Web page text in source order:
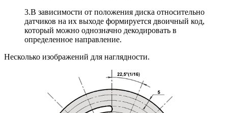
3.В зависимости от положения диска относительно
датчиков на их выходе формируется двоичный код,
который можно однозначно декодировать в
определенное направление.
Несколько изображений для наглядности.